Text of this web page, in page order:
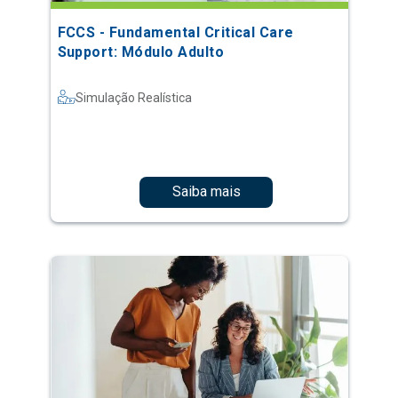
FCCS - Fundamental Critical Care
Support: Módulo Adulto
Simulação Realística
Saiba mais